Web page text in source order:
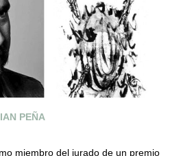
PEÑA
miembro del jurado de un premio